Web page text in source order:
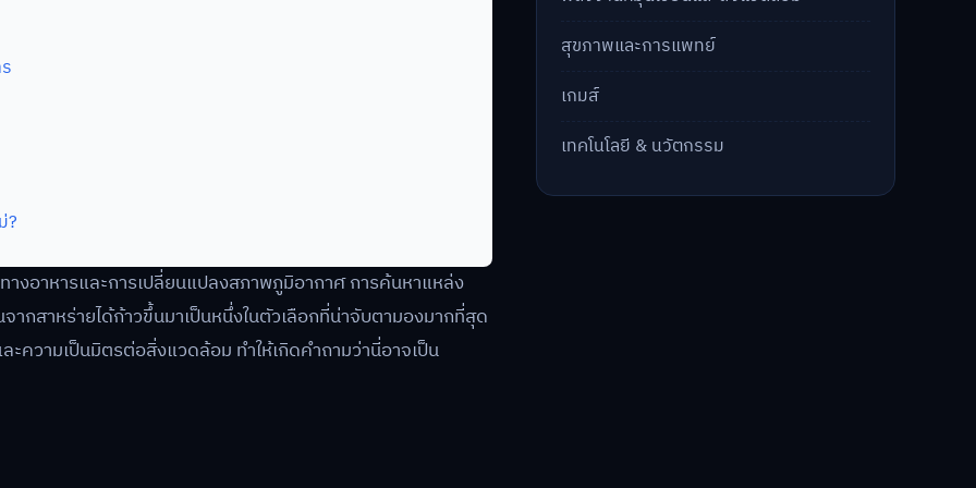
?
อาหารและการเปลี่ยนแปลงสภาพภูมิอากาศ การค้นหาแหล่ง
กสาหร่ายได้ก้าวขึ้นมาเป็นหนึ่งในตัวเลือกที่น่าจับตามองมากที่สุด
วามเป็นมิตรต่อสิ่งแวดล้อม ทำให้เกิดคำถามว่านี่อาจเป็น
สุขภาพและการแพทย์
เกมส์
เทคโนโลยี & นวัตกรรม